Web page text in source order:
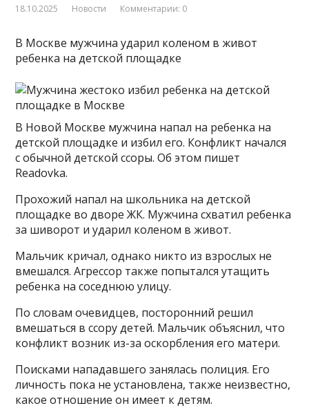
18.10.2025 Новости Комментарии: 0
В Москве мужчина ударил коленом в живот
ребенка на детской площадке
В Новой Москве мужчина напал на ребенка на
детской площадке и избил его. Конфликт начался
с обычной детской ссоры. Об этом пишет
Readovka.
Прохожий напал на школьника на детской
площадке во дворе ЖК. Мужчина схватил ребенка
за шиворот и ударил коленом в живот.
Мальчик кричал, однако никто из взрослых не
вмешался. Агрессор также попытался утащить
ребенка на соседнюю улицу.
По словам очевидцев, посторонний решил
вмешаться в ссору детей. Мальчик объяснил, что
конфликт возник из-за оскорбления его матери.
Поисками нападавшего занялась полиция. Его
личность пока не установлена, также неизвестно,
какое отношение он имеет к детям.